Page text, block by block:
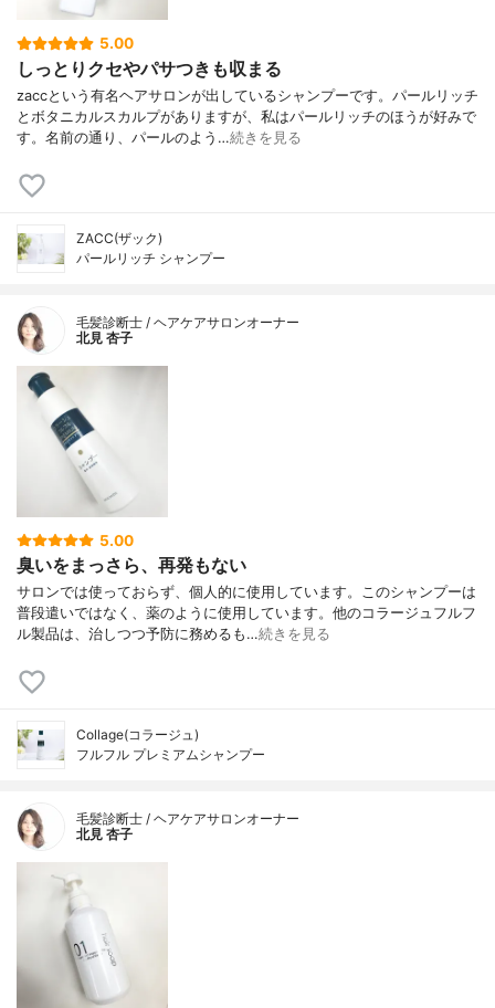
5.00
しっとりクセやパサつきも収まる
zaccという有名ヘアサロンが出しているシャンプーです。パールリッチ
とボタニカルスカルプがありますが、私はパールリッチのほうが好みで
す。名前の通り、パールのよう…続きを見る
ZACC(ザック)
パールリッチ シャンプー
毛髪診断士 / ヘアケアサロンオーナー
北見 杏子
5.00
臭いをまっさら、再発もない
サロンでは使っておらず、個人的に使用しています。このシャンプーは
普段遣いではなく、薬のように使用しています。他のコラージュフルフ
ル製品は、治しつつ予防に務めるも…続きを見る
Collage(コラージュ)
フルフル プレミアムシャンプー
毛髪診断士 / ヘアケアサロンオーナー
北見 杏子